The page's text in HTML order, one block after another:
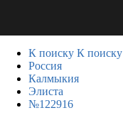
К поиску К поиску
Россия
Калмыкия
Элиста
№122916